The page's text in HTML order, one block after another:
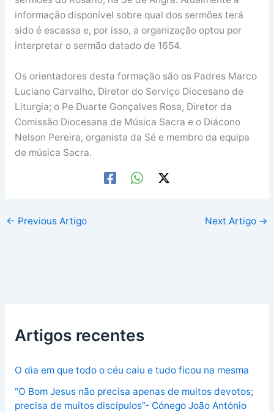
informação disponível sobre qual dos sermões terá
sido é escassa e, por isso, a organização optou por
interpretar o sermão datado de 1654.
Os orientadores desta formação são os Padres Marco
Luciano Carvalho, Diretor do Serviço Diocesano de
Liturgia; o Pe Duarte Gonçalves Rosa, Diretor da
Comissão Diocesana de Música Sacra e o Diácono
Nelson Pereira, organista da Sé e membro da equipa
de música Sacra.
← Previous Artigo Next Artigo →
Artigos recentes
O dia em que todo o céu caiu e tudo ficou na mesma
“O Bom Jesus não precisa apenas de muitos devotos;
precisa de muitos discípulos”- Cónego João António